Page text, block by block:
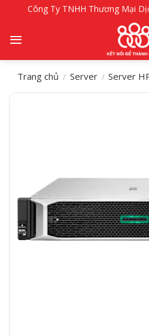
nội
Công Ty TNHH Thương Mại
Trang chủ / Server / Server